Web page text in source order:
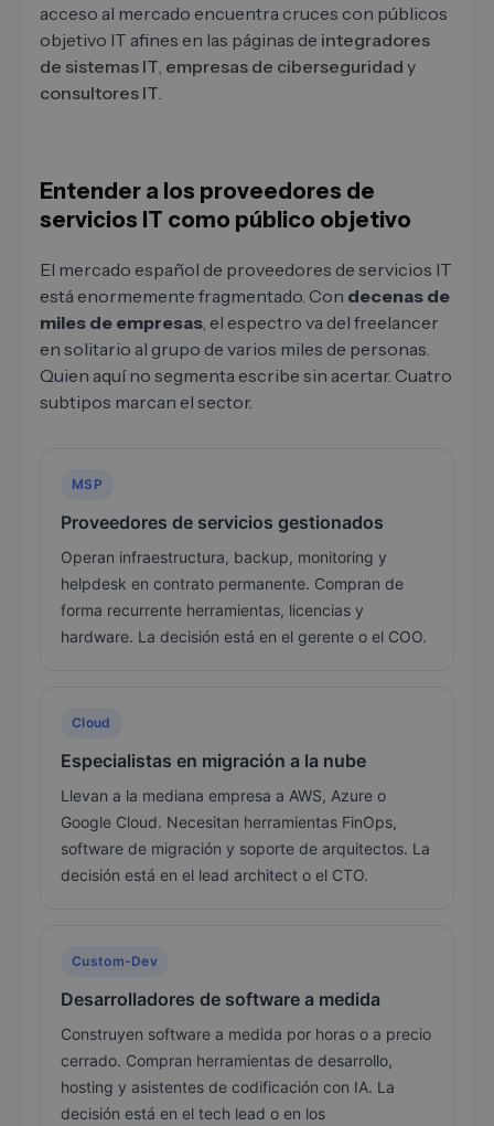
acceso al mercado encuentra cruces con públicos
objetivo IT afines en las páginas de integradores
de sistemas IT, empresas de ciberseguridad y
consultores IT.
Entender a los proveedores de
servicios IT como público objetivo
El mercado español de proveedores de servicios IT
está enormemente fragmentado. Con decenas de
miles de empresas, el espectro va del freelancer
en solitario al grupo de varios miles de personas.
Quien aquí no segmenta escribe sin acertar. Cuatro
subtipos marcan el sector.
MSP
Proveedores de servicios gestionados
Operan infraestructura, backup, monitoring y
helpdesk en contrato permanente. Compran de
forma recurrente herramientas, licencias y
hardware. La decisión está en el gerente o el COO.
Cloud
Especialistas en migración a la nube
Llevan a la mediana empresa a AWS, Azure o
Google Cloud. Necesitan herramientas FinOps,
software de migración y soporte de arquitectos. La
decisión está en el lead architect o el CTO.
Custom-Dev
Desarrolladores de software a medida
Construyen software a medida por horas o a precio
cerrado. Compran herramientas de desarrollo,
hosting y asistentes de codificación con IA. La
decisión está en el tech lead o en los